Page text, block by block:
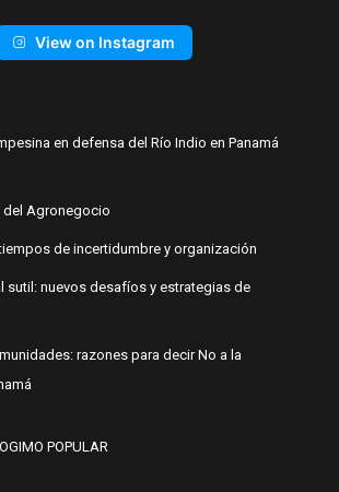
View on Instagram
en defensa del Río Indio en Panamá
del Agronegocio
de incertidumbre y organización
sutil: nuevos desafíos y estrategias de
razones para decir No a la
POPULAR